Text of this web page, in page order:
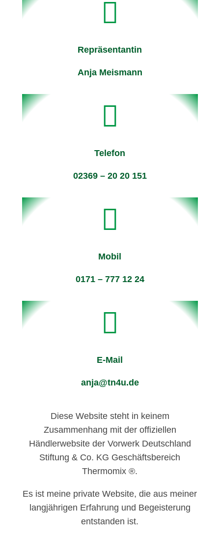

Repräsentantin
Anja Meismann

Telefon
02369 – 20 20 151

Mobil
0171 – 777 12 24

E-Mail
anja@tn4u.de
Diese Website steht in keinem
Zusammenhang mit der offiziellen
Händlerwebsite der Vorwerk Deutschland
Stiftung & Co. KG Geschäftsbereich
Thermomix ®.
Es ist meine private Website, die aus meiner
langjährigen Erfahrung und Begeisterung
entstanden ist.